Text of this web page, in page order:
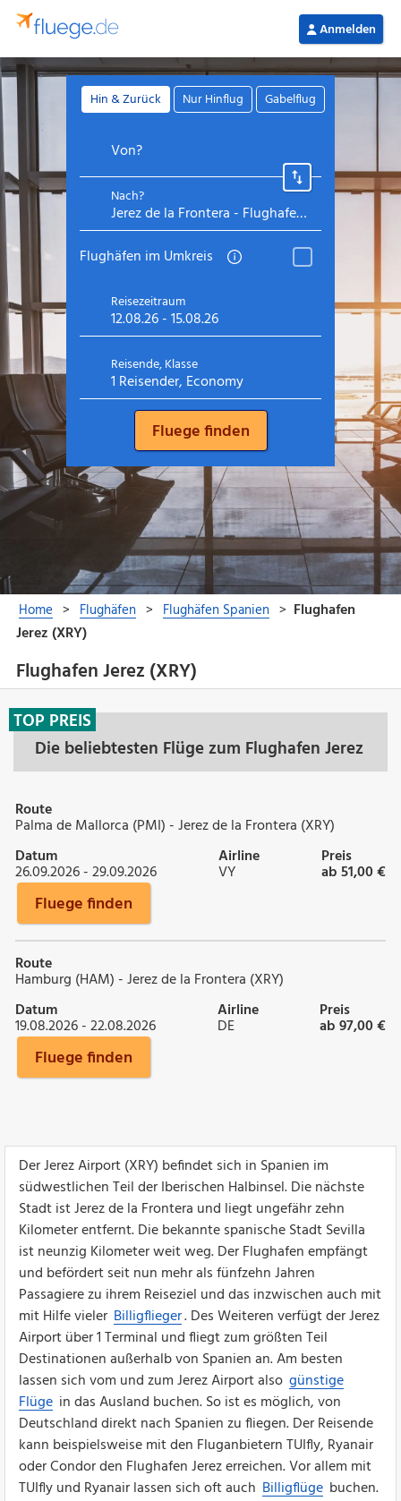
Flughafen Jerez (XRY)
Die beliebtesten Flüge zum Flughafen Jerez
TOP PREIS
Route
Palma de Mallorca (PMI) - Jerez de la Frontera (XRY)
Datum
26.09.2026 - 29.09.2026
Airline
VY
Preis
ab 51,00 €
Fluege finden
Route
Hamburg (HAM) - Jerez de la Frontera (XRY)
Datum
19.08.2026 - 22.08.2026
Airline
DE
Preis
ab 97,00 €
Fluege finden
Der Jerez Airport (XRY) befindet sich in Spanien im
südwestlichen Teil der Iberischen Halbinsel. Die nächste
Stadt ist Jerez de la Frontera und liegt ungefähr zehn
Kilometer entfernt. Die bekannte spanische Stadt Sevilla
ist neunzig Kilometer weit weg. Der Flughafen empfängt
und befördert seit nun mehr als fünfzehn Jahren
Passagiere zu ihrem Reiseziel und das inzwischen auch mit
mit Hilfe vieler Billigflieger. Des Weiteren verfügt der Jerez
Airport über 1 Terminal und fliegt zum größten Teil
Destinationen außerhalb von Spanien an. Am besten
lassen sich vom und zum Jerez Airport also günstige
Flüge in das Ausland buchen. So ist es möglich, von
Deutschland direkt nach Spanien zu fliegen. Der Reisende
kann beispielsweise mit den Fluganbietern TUIfly, Ryanair
oder Condor den Flughafen Jerez erreichen. Vor allem mit
TUIfly und Ryanair lassen sich oft auch Billigflüge buchen.